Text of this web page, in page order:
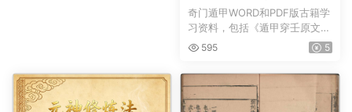
奇门遁甲WORD和PDF版古籍学
习资料，包括《遁甲穿壬原文之
注释》,《遁甲符应经》三...
595 5